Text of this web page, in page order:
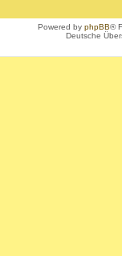
Powered by phpBB®
Deutsche